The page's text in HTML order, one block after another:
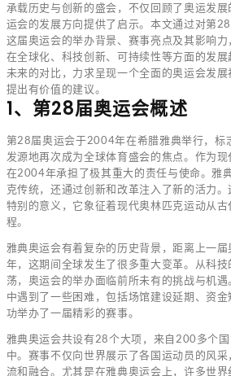
承载历史与创新的盛会，不仅回顾了奥运发
运会的发展方向提供了启示。本文通过对第
这届奥运会的举办背景、赛事亮点及其影响
在全球化、科技创新、可持续性等方面的发
未来的对比，力求呈现一个全面的奥运会发
提出有价值的建议。
1、第28届奥运会概述
第28届奥运会于2004年在希腊雅典举行，标
发源地再次成为全球体育盛会的焦点。作为
在2004年承担了极其重大的责任与使命。雅
克传统，还通过创新和改革注入了新的活力
特别的意义，它象征着现代奥林匹克运动从
程。
雅典奥运会有着复杂的历史背景，距离上一
年，这期间全球发生了很多重大变革。从科
荡，奥运会的举办面临前所未有的挑战与机
中遇到了一些困难，包括场馆建设延期、资
功举办了一届精彩的赛事。
雅典奥运会共设有28个大项，来自200多个
中。赛事不仅向世界展示了各国运动员的风
流和融合。尤其是在雅典奥运会上，许多世